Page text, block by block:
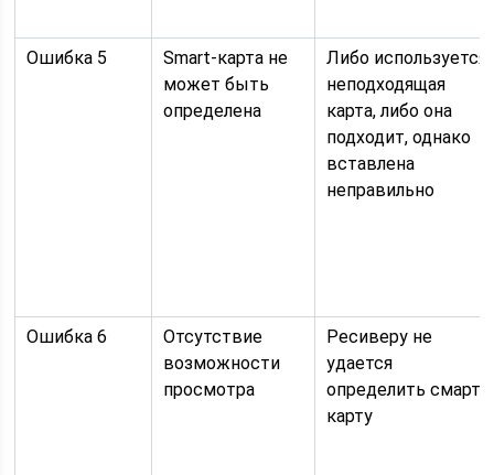
Ошибка 5
Smart-карта не
может быть
определена
Либо используется
неподходящая
карта, либо она
подходит, однако
вставлена
неправильно
Ошибка 6
Отсутствие
возможности
просмотра
Ресиверу не
удается
определить смарт-
карту